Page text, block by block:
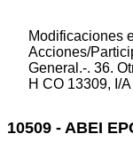
Modificaciones
Acciones/
General.-. 36.
H CO 13309, I/
10509 - ABEI